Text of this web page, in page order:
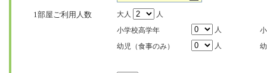
1部屋ご利用人数 大人
人
小学校高学年
人
幼児（食事のみ）
人